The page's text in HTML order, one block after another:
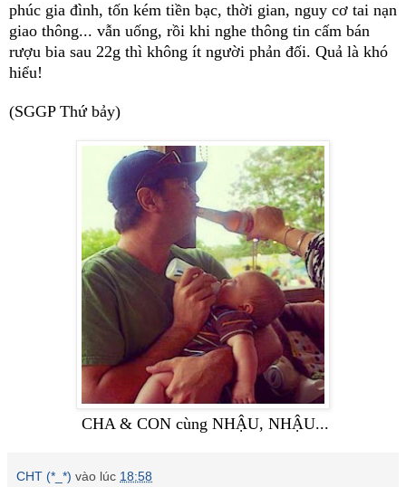
phúc gia đình, tốn kém tiền bạc, thời gian, nguy cơ tai nạn
giao thông... vẫn uống, rồi khi nghe thông tin cấm bán
rượu bia sau 22g thì không ít người phản đối. Quả là khó
hiểu!
(SGGP Thứ bảy)
CHA & CON cùng NHẬU, NHẬU...
CHT (*_*) vào lúc 18:58